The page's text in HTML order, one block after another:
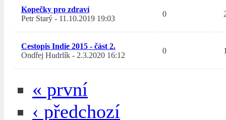
Kopečky pro zdraví
Petr Starý - 11.10.2019 19:03
0
Cestopis Indie 2015 - část 2.
Ondřej Hudrlík - 2.3.2020 16:12
0
« první
‹ předchozí